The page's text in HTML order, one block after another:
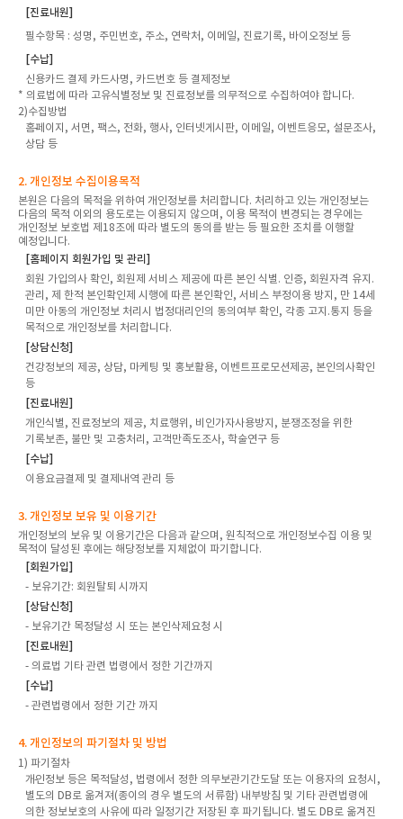
[진료내원]
필수항목 : 성명, 주민번호, 주소, 연락처, 이메일, 진료기록, 바이오정보 등
[수납]
신용카드 결제 카드사명, 카드번호 등 결제정보
* 의료법에 따라 고유식별정보 및 진료정보를 의무적으로 수집하여야 합니다.
2)수집방법
홈페이지, 서면, 팩스, 전화, 행사, 인터넷게시판, 이메일, 이벤트응모, 설문조사,
상담 등
2. 개인정보 수집이용목적
본원은 다음의 목적을 위하여 개인정보를 처리합니다. 처리하고 있는 개인정보는
다음의 목적 이외의 용도로는 이용되지 않으며, 이용 목적이 변경되는 경우에는
개인정보 보호법 제18조에 따라 별도의 동의를 받는 등 필요한 조치를 이행할
예정입니다.
[홈페이지 회원가입 및 관리]
회원 가입의사 확인, 회원제 서비스 제공에 따른 본인 식별. 인증, 회원자격 유지.
관리, 제 한적 본인확인제 시행에 따른 본인확인, 서비스 부정이용 방지, 만 14세
미만 아동의 개인정보 처리시 법정대리인의 동의여부 확인, 각종 고지.통지 등을
목적으로 개인정보를 처리합니다.
[상담신청]
건강정보의 제공, 상담, 마케팅 및 홍보활용, 이벤트프로모션제공, 본인의사확인
등
[진료내원]
개인식별, 진료정보의 제공, 치료행위, 비인가자사용방지, 분쟁조정을 위한
기록보존, 불만 및 고충처리, 고객만족도조사, 학술연구 등
[수납]
이용요금결제 및 결제내역 관리 등
3. 개인정보 보유 및 이용기간
개인정보의 보유 및 이용기간은 다음과 같으며, 원칙적으로 개인정보수집 이용 및
목적이 달성된 후에는 해당정보를 지체없이 파기합니다.
[회원가입]
- 보유기간: 회원탈퇴 시까지
[상담신청]
- 보유기간 목정달성 시 또는 본인삭제요청 시
[진료내원]
- 의료법 기타 관련 법령에서 정한 기간까지
[수납]
- 관련법령에서 정한 기간 까지
4. 개인정보의 파기절차 및 방법
1) 파기절차
개인정보 등은 목적달성, 법령에서 정한 의무보관기간도달 또는 이용자의 요청시,
별도의 DB로 옮겨져(종이의 경우 별도의 서류함) 내부방침 및 기타 관련법령에
의한 정보보호의 사유에 따라 일정기간 저장된 후 파기됩니다. 별도 DB로 옮겨진